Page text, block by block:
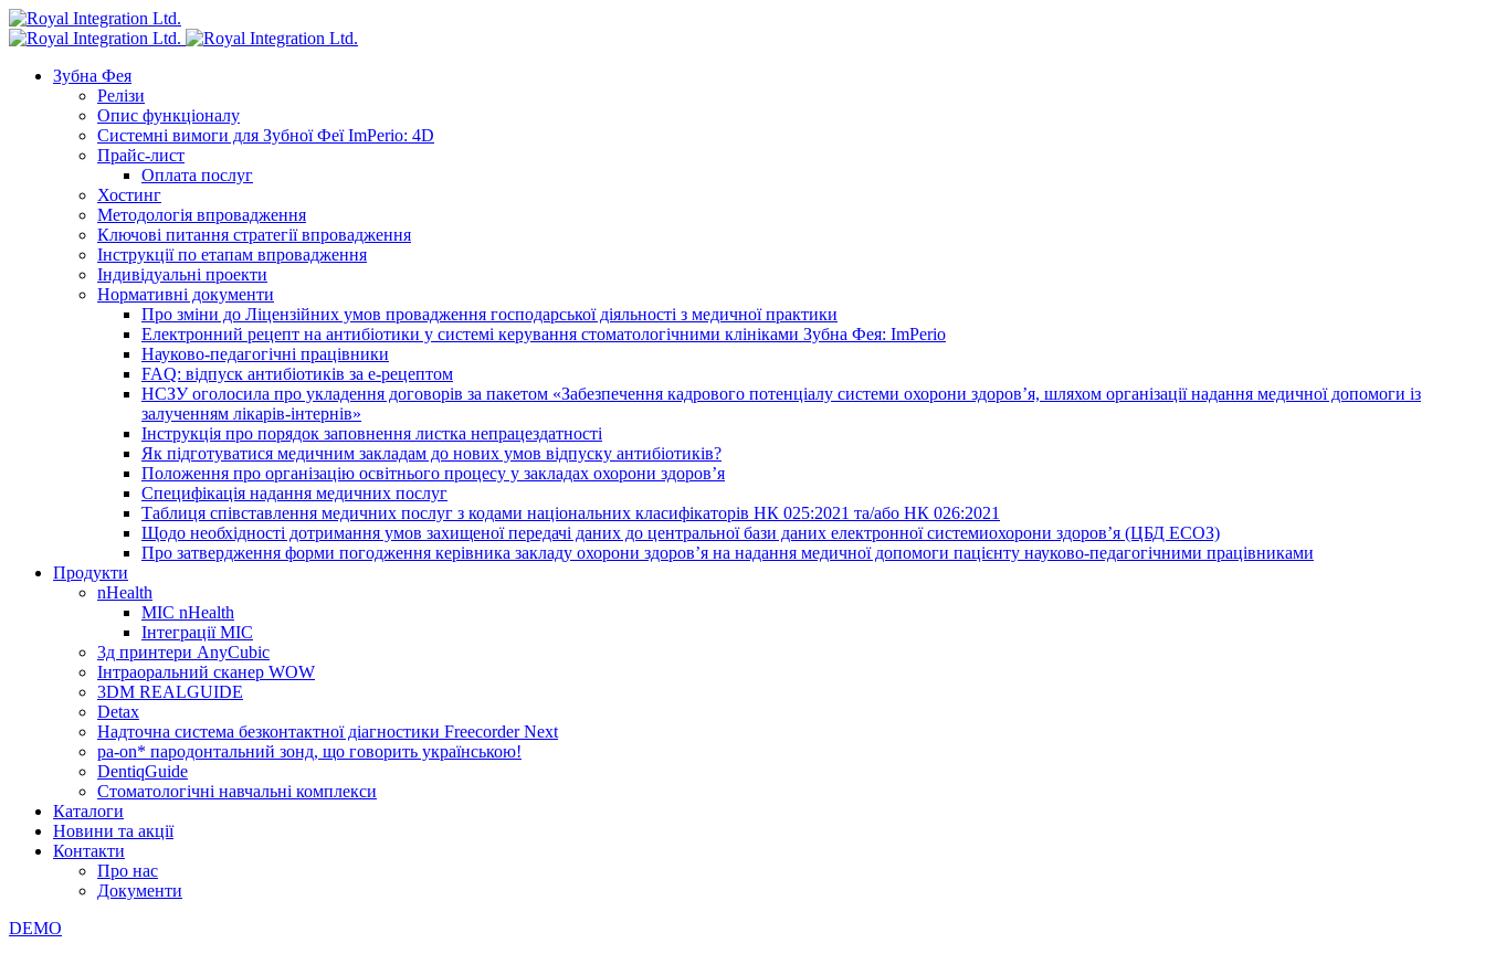
Зубна Фея
Релізи
Опис функціоналу
Системні вимоги для Зубної Феї ImPerio: 4D
Прайс-лист
Оплата послуг
Хостинг
Методологія впровадження
Ключові питання стратегії впровадження
Інструкції по етапам впровадження
Індивідуальні проекти
Нормативні документи
Про зміни до Ліцензійних умов провадження господарської діяльності з медичної практики
Електронний рецепт на антибіотики у системі керування стоматологічними клініками Зубна Фея: ImPerio
Науково-педагогічні працівники
FAQ: відпуск антибіотиків за е-рецептом
НСЗУ оголосила про укладення договорів за пакетом «Забезпечення кадрового потенціалу системи охорони здоров’я, шляхом організації надання медичної допомоги із
залученням лікарів-інтернів»
Інструкція про порядок заповнення листка непрацездатності
Як підготуватися медичним закладам до нових умов відпуску антибіотиків?
Положення про організацію освітнього процесу у закладах охорони здоров’я
Специфікація надання медичних послуг
Таблиця співставлення медичних послуг з кодами національних класифікаторів НК 025:2021 та/або НК 026:2021
Щодо необхідності дотримання умов захищеної передачі даних до центральної бази даних електронної системиохорони здоров’я (ЦБД ЕСОЗ)
Про затвердження форми погодження керівника закладу охорони здоров’я на надання медичної допомоги пацієнту науково-педагогічними працівниками
Продукти
nHealth
МІС nHealth
Інтеграції МІС
3д принтери AnyCubic
Інтраоральний сканер WOW
3DM REALGUIDE
Detax
Надточна система безконтактної діагностики Freecorder Next
pa-on* пародонтальний зонд, що говорить українською!
DentiqGuide
Стоматологічні навчальні комплекси
Каталоги
Новини та акції
Контакти
Про нас
Документи
DEMO